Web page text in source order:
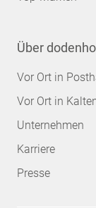
Über
Vor Ort in
Vor Ort in
Unternehmen
Karriere
Presse